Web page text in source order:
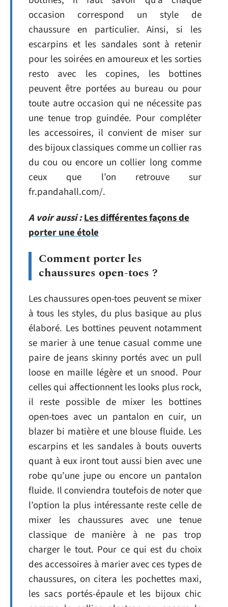
occasion correspond un style de
chaussure en particulier. Ainsi, si les
escarpins et les sandales sont à retenir
pour les soirées en amoureux et les sorties
resto avec les copines, les bottines
peuvent être portées au bureau ou pour
toute autre occasion qui ne nécessite pas
une tenue trop guindée. Pour compléter
les accessoires, il convient de miser sur
des bijoux classiques comme un collier ras
du cou ou encore un collier long comme
ceux que l’on retrouve sur
fr.pandahall.com/.
A voir aussi :Les différentes façons de
porter une étole
Comment porter les
chaussures open-toes ?
Les chaussures open-toes peuvent se mixer
à tous les styles, du plus basique au plus
élaboré. Les bottines peuvent notamment
se marier à une tenue casual comme une
paire de jeans skinny portés avec un pull
loose en maille légère et un snood. Pour
celles qui affectionnent les looks plus rock,
il reste possible de mixer les bottines
open-toes avec un pantalon en cuir, un
blazer bi matière et une blouse fluide. Les
escarpins et les sandales à bouts ouverts
quant à eux iront tout aussi bien avec une
robe qu’une jupe ou encore un pantalon
fluide. Il conviendra toutefois de noter que
l’option la plus intéressante reste celle de
mixer les chaussures avec une tenue
classique de manière à ne pas trop
charger le tout. Pour ce qui est du choix
des accessoires à marier avec ces types de
chaussures, on citera les pochettes maxi,
les sacs portés-épaule et les bijoux chic